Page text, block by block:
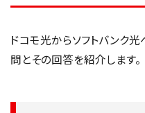
ドコモ光からソフトバンク
問とその回答を紹介します。